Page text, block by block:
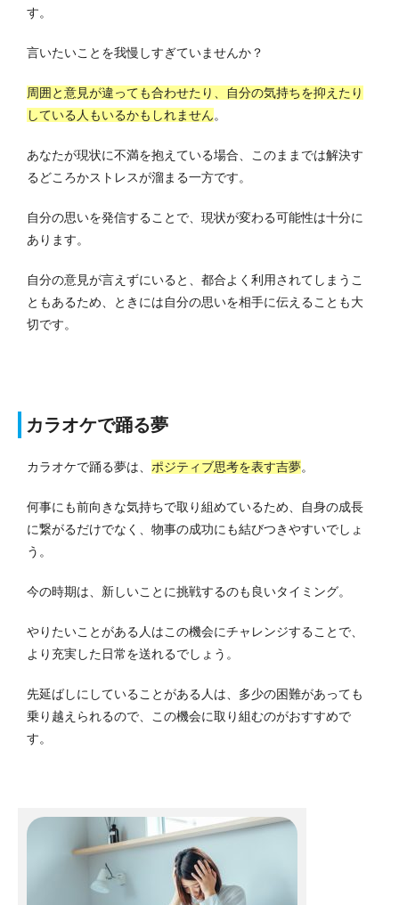
す。
言いたいことを我慢しすぎていませんか？
周囲と意見が違っても合わせたり、自分の気持ちを抑えたり
している人もいるかもしれません。
あなたが現状に不満を抱えている場合、このままでは解決す
るどころかストレスが溜まる一方です。
自分の思いを発信することで、現状が変わる可能性は十分に
あります。
自分の意見が言えずにいると、都合よく利用されてしまうこ
ともあるため、ときには自分の思いを相手に伝えることも大
切です。
カラオケで踊る夢
カラオケで踊る夢は、 ポジティブ思考を表す吉夢。
何事にも前向きな気持ちで取り組めているため、自身の成長
に繋がるだけでなく、物事の成功にも結びつきやすいでしょ
う。
今の時期は、新しいことに挑戦するのも良いタイミング。
やりたいことがある人はこの機会にチャレンジすることで、
より充実した日常を送れるでしょう。
先延ばしにしていることがある人は、多少の困難があっても
乗り越えられるので、この機会に取り組むのがおすすめで
す。